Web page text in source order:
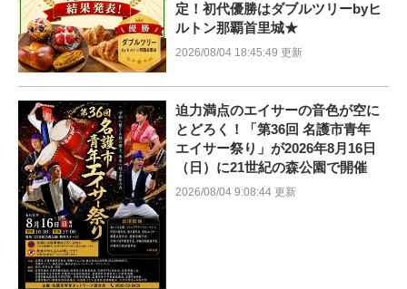
定！初代優勝はダブルツリーbyヒ
ルトン那覇首里城★
2026/08/04 18:45:49 更新
迫力満点のエイサーの音色が空に
とどろく！「第36回 名護市青年
エイサー祭り」が2026年8月16日
（日）に21世紀の森公園で開催
2026/08/04 9:08:44 更新